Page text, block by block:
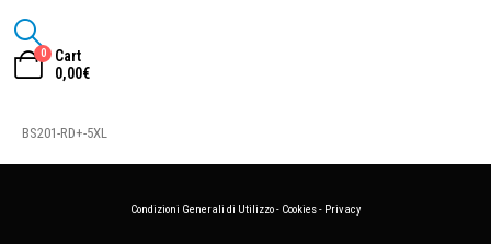
0
Cart
0,00€
BS201-RD+-5XL
Condizioni Generali di Utilizzo- Cookies- Privacy